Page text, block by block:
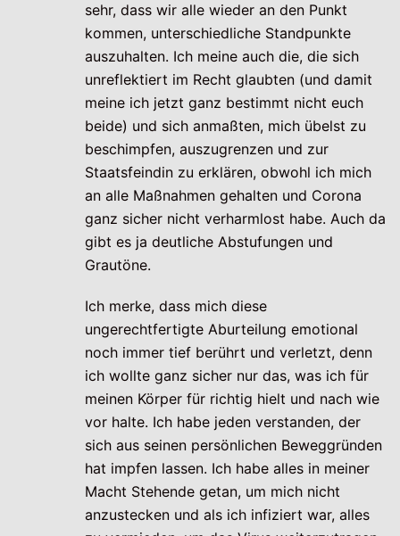
sehr, dass wir alle wieder an den Punkt
kommen, unterschiedliche Standpunkte
auszuhalten. Ich meine auch die, die sich
unreflektiert im Recht glaubten (und damit
meine ich jetzt ganz bestimmt nicht euch
beide) und sich anmaßten, mich übelst zu
beschimpfen, auszugrenzen und zur
Staatsfeindin zu erklären, obwohl ich mich
an alle Maßnahmen gehalten und Corona
ganz sicher nicht verharmlost habe. Auch da
gibt es ja deutliche Abstufungen und
Grautöne.
Ich merke, dass mich diese
ungerechtfertigte Aburteilung emotional
noch immer tief berührt und verletzt, denn
ich wollte ganz sicher nur das, was ich für
meinen Körper für richtig hielt und nach wie
vor halte. Ich habe jeden verstanden, der
sich aus seinen persönlichen Beweggründen
hat impfen lassen. Ich habe alles in meiner
Macht Stehende getan, um mich nicht
anzustecken und als ich infiziert war, alles